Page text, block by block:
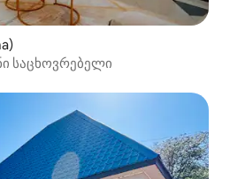
საცხოვრებელი